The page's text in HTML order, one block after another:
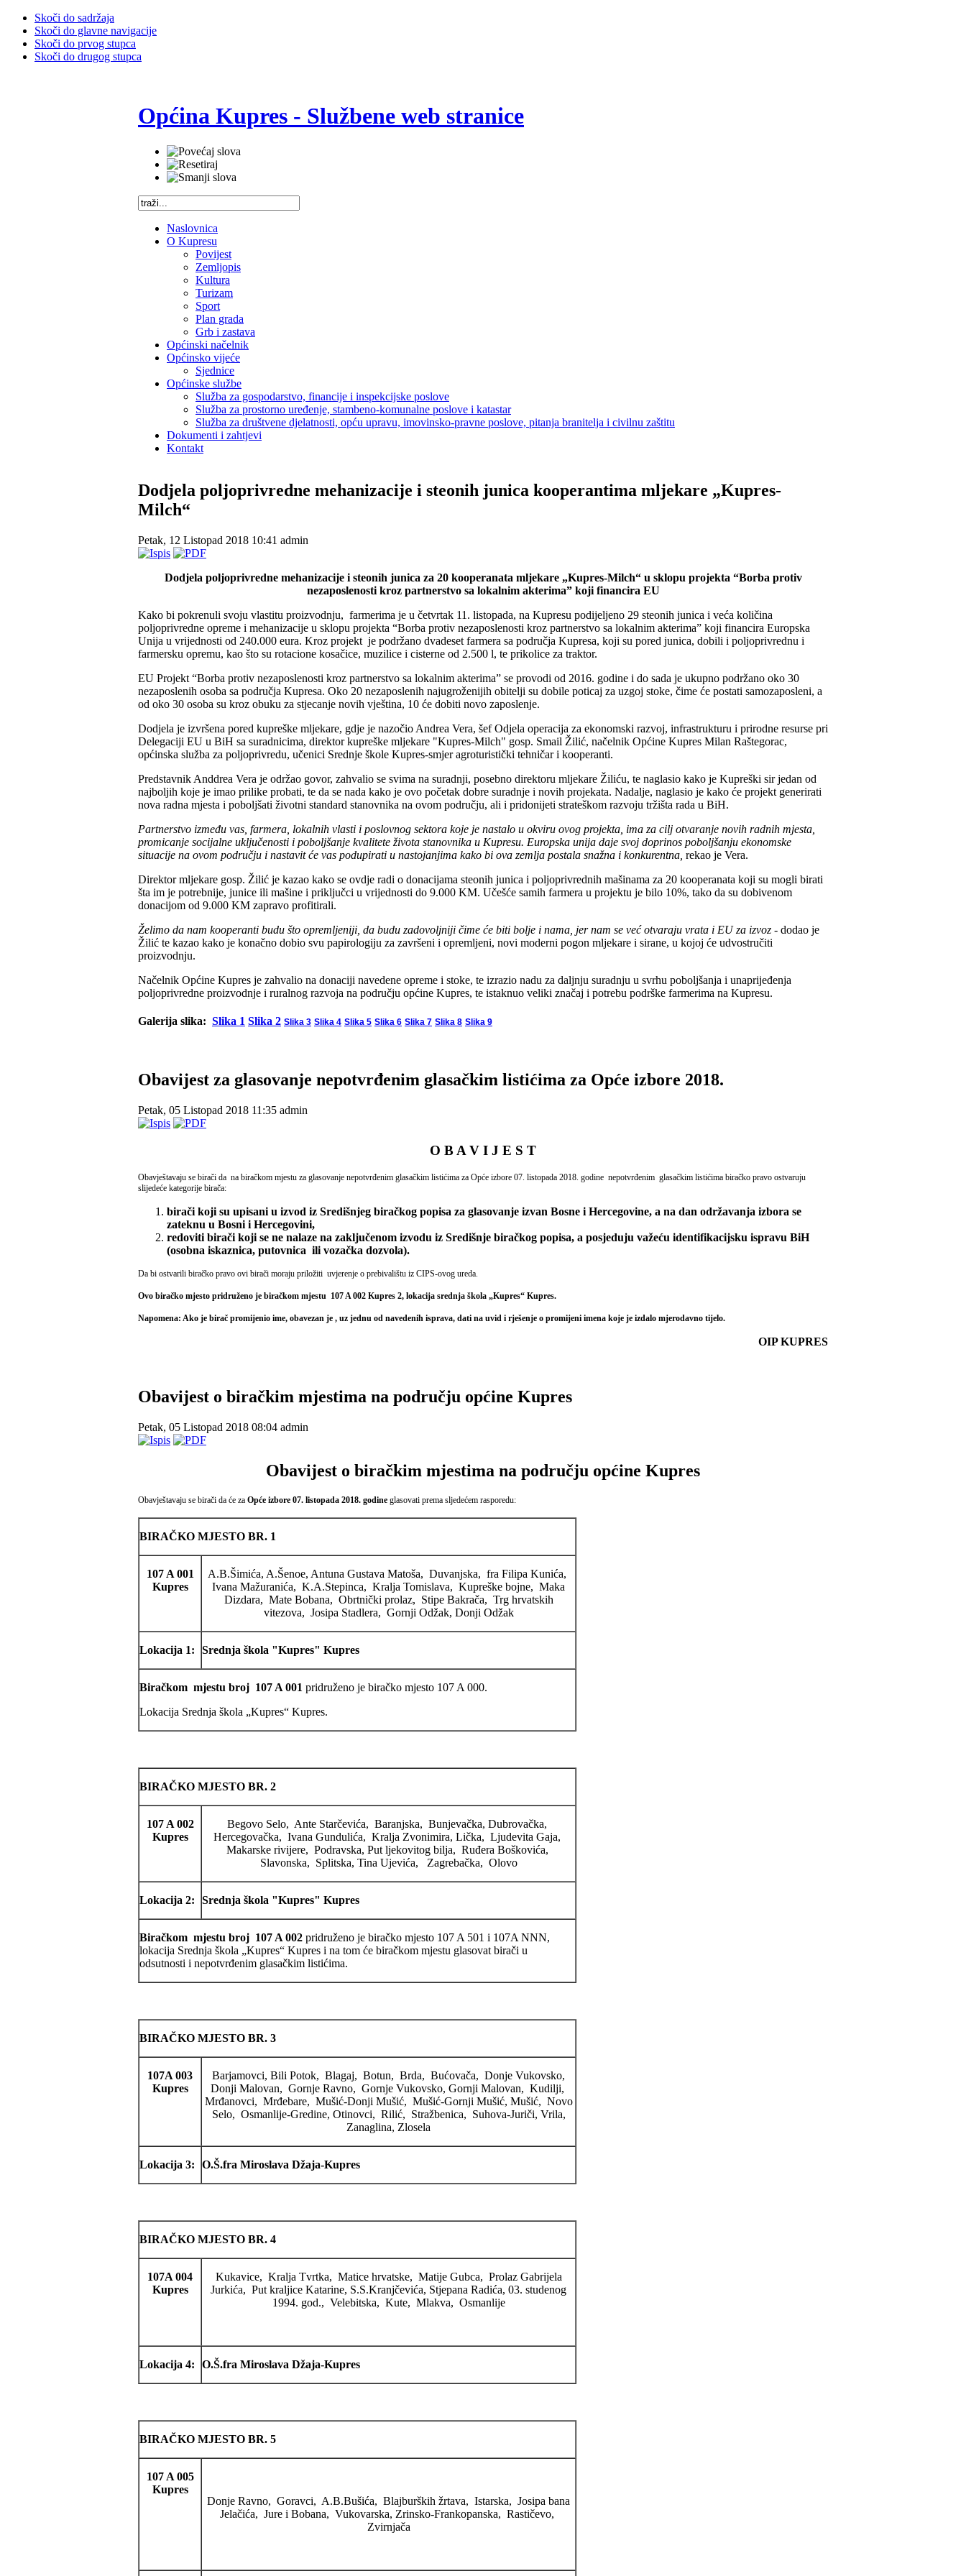
Skoči do sadržaja
Skoči do glavne navigacije
Skoči do prvog stupca
Skoči do drugog stupca
Općina Kupres - Službene web stranice
Naslovnica
O Kupresu
Povijest
Zemljopis
Kultura
Turizam
Sport
Plan grada
Grb i zastava
Općinski načelnik
Općinsko vijeće
Sjednice
Općinske službe
Služba za gospodarstvo, financije i inspekcijske poslove
Služba za prostorno uređenje, stambeno-komunalne poslove i katastar
Služba za društvene djelatnosti, opću upravu, imovinsko-pravne poslove, pitanja branitelja i civilnu zaštitu
Dokumenti i zahtjevi
Kontakt
Dodjela poljoprivredne mehanizacije i steonih junica kooperantima mljekare „Kupres-
Milch“
Petak, 12 Listopad 2018 10:41 admin
Dodjela poljoprivredne mehanizacije i steonih junica za 20 kooperanata mljekare „Kupres-Milch“ u sklopu projekta “Borba protiv
nezaposlenosti kroz partnerstvo sa lokalnim akterima” koji financira EU
Kako bi pokrenuli svoju vlastitu proizvodnju, farmerima je u četvrtak 11. listopada, na Kupresu podijeljeno 29 steonih junica i veća količina
poljoprivredne opreme i mehanizacije u sklopu projekta “Borba protiv nezaposlenosti kroz partnerstvo sa lokalnim akterima” koji financira Europska
Unija u vrijednosti od 240.000 eura. Kroz projekt je podržano dvadeset farmera sa područja Kupresa, koji su pored junica, dobili i poljoprivrednu i
farmersku opremu, kao što su rotacione kosačice, muzilice i cisterne od 2.500 l, te prikolice za traktor.
EU Projekt “Borba protiv nezaposlenosti kroz partnerstvo sa lokalnim akterima” se provodi od 2016. godine i do sada je ukupno podržano oko 30
nezaposlenih osoba sa područja Kupresa. Oko 20 nezaposlenih najugroženijih obitelji su dobile poticaj za uzgoj stoke, čime će postati samozaposleni, a
od oko 30 osoba su kroz obuku za stjecanje novih vještina, 10 će dobiti novo zaposlenje.
Dodjela je izvršena pored kupreške mljekare, gdje je nazočio Andrea Vera, šef Odjela operacija za ekonomski razvoj, infrastrukturu i prirodne resurse pri
Delegaciji EU u BiH sa suradnicima, direktor kupreške mljekare "Kupres-Milch" gosp. Smail Žilić, načelnik Općine Kupres Milan Raštegorac,
općinska služba za poljoprivredu, učenici Srednje škole Kupres-smjer agroturistički tehničar i kooperanti.
Predstavnik Anddrea Vera je održao govor, zahvalio se svima na suradnji, posebno direktoru mljekare Žiliću, te naglasio kako je Kupreški sir jedan od
najboljih koje je imao prilike probati, te da se nada kako je ovo početak dobre suradnje i novih projekata. Nadalje, naglasio je kako će projekt generirati
nova radna mjesta i poboljšati životni standard stanovnika na ovom području, ali i pridonijeti strateškom razvoju tržišta rada u BiH.
Partnerstvo između vas, farmera, lokalnih vlasti i poslovnog sektora koje je nastalo u okviru ovog projekta, ima za cilj otvaranje novih radnih mjesta,
promicanje socijalne uključenosti i poboljšanje kvalitete života stanovnika u Kupresu. Europska unija daje svoj doprinos poboljšanju ekonomske
situacije na ovom području i nastavit će vas podupirati u nastojanjima kako bi ova zemlja postala snažna i konkurentna, rekao je Vera.
Direktor mljekare gosp. Žilić je kazao kako se ovdje radi o donacijama steonih junica i poljoprivrednih mašinama za 20 kooperanata koji su mogli birati
šta im je potrebnije, junice ili mašine i priključci u vrijednosti do 9.000 KM. Učešće samih farmera u projektu je bilo 10%, tako da su dobivenom
donacijom od 9.000 KM zapravo profitirali.
Želimo da nam kooperanti budu što opremljeniji, da budu zadovoljniji čime će biti bolje i nama, jer nam se već otvaraju vrata i EU za izvoz - dodao je
Žilić te kazao kako je konačno dobio svu papirologiju za završeni i opremljeni, novi moderni pogon mljekare i sirane, u kojoj će udvostručiti
proizvodnju.
Načelnik Općine Kupres je zahvalio na donaciji navedene opreme i stoke, te izrazio nadu za daljnju suradnju u svrhu poboljšanja i unaprijeđenja
poljoprivredne proizvodnje i ruralnog razvoja na području općine Kupres, te istaknuo veliki značaj i potrebu podrške farmerima na Kupresu.
Galerija slika: Slika 1 Slika 2 Slika 3 Slika 4 Slika 5 Slika 6 Slika 7 Slika 8 Slika 9
Obavijest za glasovanje nepotvrđenim glasačkim listićima za Opće izbore 2018.
Petak, 05 Listopad 2018 11:35 admin
O B A V I J E S T
Obavještavaju se birači da na biračkom mjestu za glasovanje nepotvrđenim glasačkim listićima za Opće izbore 07. listopada 2018. godine nepotvrđenim glasačkim listićima biračko pravo ostvaruju
slijedeće kategorije birača:
birači koji su upisani u izvod iz Središnjeg biračkog popisa za glasovanje izvan Bosne i Hercegovine, a na dan održavanja izbora se
zateknu u Bosni i Hercegovini,
redoviti birači koji se ne nalaze na zaključenom izvodu iz Središnje biračkog popisa, a posjeduju važeću identifikacijsku ispravu BiH
(osobna iskaznica, putovnica ili vozačka dozvola).
Da bi ostvarili biračko pravo ovi birači moraju priložiti uvjerenje o prebivalištu iz CIPS-ovog ureda.
Ovo biračko mjesto pridruženo je biračkom mjestu 107 A 002 Kupres 2, lokacija srednja škola „Kupres“ Kupres.
Napomena: Ako je birač promijenio ime, obavezan je , uz jednu od navedenih isprava, dati na uvid i rješenje o promijeni imena koje je izdalo mjerodavno tijelo.
OIP KUPRES
Obavijest o biračkim mjestima na području općine Kupres
Petak, 05 Listopad 2018 08:04 admin
Obavijest o biračkim mjestima na području općine Kupres
Obavještavaju se birači da će za Opće izbore 07. listopada 2018. godine glasovati prema sljedećem rasporedu:
BIRAČKO MJESTO BR. 1
107 A 001
Kupres
A.B.Šimića, A.Šenoe, Antuna Gustava Matoša, Duvanjska, fra Filipa Kunića,
Ivana Mažuranića, K.A.Stepinca, Kralja Tomislava, Kupreške bojne, Maka
Dizdara, Mate Bobana, Obrtnički prolaz, Stipe Bakrača, Trg hrvatskih
vitezova, Josipa Stadlera, Gornji Odžak, Donji Odžak
Lokacija 1: Srednja škola "Kupres" Kupres
Biračkom mjestu broj 107 A 001 pridruženo je biračko mjesto 107 A 000.
Lokacija Srednja škola „Kupres“ Kupres.
BIRAČKO MJESTO BR. 2
107 A002
Kupres
Begovo Selo, Ante Starčevića, Baranjska, Bunjevačka, Dubrovačka,
Hercegovačka, Ivana Gundulića, Kralja Zvonimira, Lička, Ljudevita Gaja,
Makarske rivijere, Podravska, Put ljekovitog bilja, Ruđera Boškovića,
Slavonska, Splitska, Tina Ujevića, Zagrebačka, Olovo
Lokacija 2: Srednja škola "Kupres" Kupres
Biračkom mjestu broj 107 A 002 pridruženo je biračko mjesto 107 A 501 i 107A NNN,
lokacija Srednja škola „Kupres“ Kupres i na tom će biračkom mjestu glasovat birači u
odsutnosti i nepotvrđenim glasačkim listićima.
BIRAČKO MJESTO BR. 3
107A 003
Kupres
Barjamovci, Bili Potok, Blagaj, Botun, Brda, Bućovača, Donje Vukovsko,
Donji Malovan, Gornje Ravno, Gornje Vukovsko, Gornji Malovan, Kudilji,
Mrđanovci, Mrđebare, Mušić-Donji Mušić, Mušić-Gornji Mušić, Mušić, Novo
Selo, Osmanlije-Gredine, Otinovci, Rilić, Stražbenica, Suhova-Juriči, Vrila,
Zanaglina, Zlosela
Lokacija 3: O.Š.fra Miroslava Džaja-Kupres
BIRAČKO MJESTO BR. 4
107A 004
Kupres
Kukavice, Kralja Tvrtka, Matice hrvatske, Matije Gubca, Prolaz Gabrijela
Jurkića, Put kraljice Katarine, S.S.Kranjčevića, Stjepana Radića, 03. studenog
1994. god., Velebitska, Kute, Mlakva, Osmanlije
Lokacija 4: O.Š.fra Miroslava Džaja-Kupres
BIRAČKO MJESTO BR. 5
107 A 005
Kupres
Donje Ravno, Goravci, A.B.Bušića, Blajburških žrtava, Istarska, Josipa bana
Jelačića, Jure i Bobana, Vukovarska, Zrinsko-Frankopanska, Rastičevo,
Zvirnjača